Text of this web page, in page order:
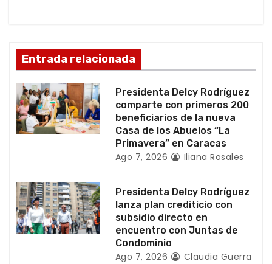
d
e
e
n
r
a
d
Entrada relacionada
Presidenta Delcy Rodríguez
comparte con primeros 200
beneficiarios de la nueva
Casa de los Abuelos “La
Primavera” en Caracas
Ago 7, 2026 Iliana Rosales
Presidenta Delcy Rodríguez
lanza plan crediticio con
subsidio directo en
encuentro con Juntas de
Condominio
Ago 7, 2026
Claudia Guerra